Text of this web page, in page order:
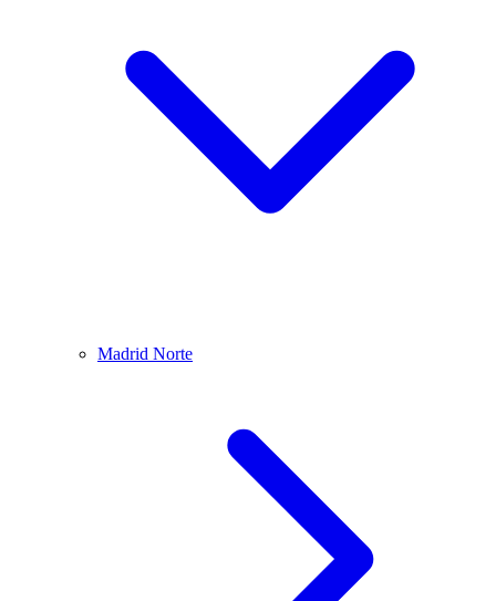
Madrid Norte